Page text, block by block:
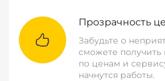
Прозрачность
Забудьте о
сможете
по ценам и
начнутся работы.